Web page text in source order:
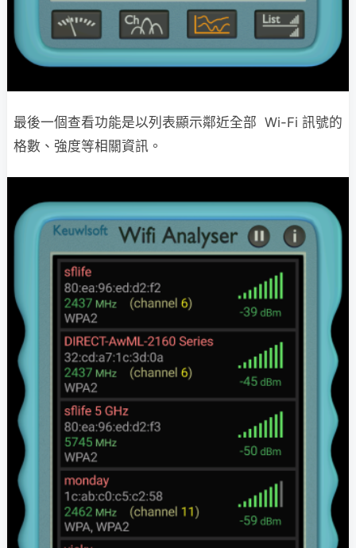
最後一個查看功能是以列表顯示鄰近全部 Wi-Fi 訊號的
格數、強度等相關資訊。